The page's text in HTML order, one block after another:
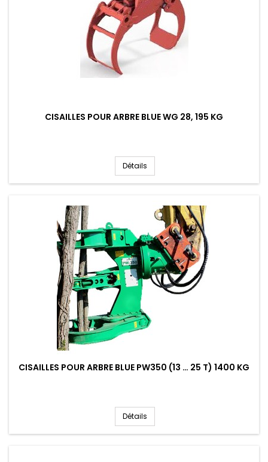
CISAILLES POUR ARBRE BLUE WG 28, 195 KG
Détails
CISAILLES POUR ARBRE BLUE PW350 (13 … 25 T) 1400 KG
Détails